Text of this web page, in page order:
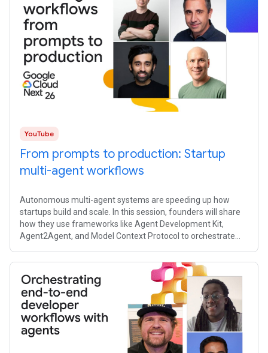
YouTube
From prompts to production: Startup
multi-agent workflows
Autonomous multi-agent systems are speeding up how
startups build and scale. In this session, founders will share
how they use frameworks like Agent Development Kit,
Agent2Agent, and Model Context Protocol to orchestrate